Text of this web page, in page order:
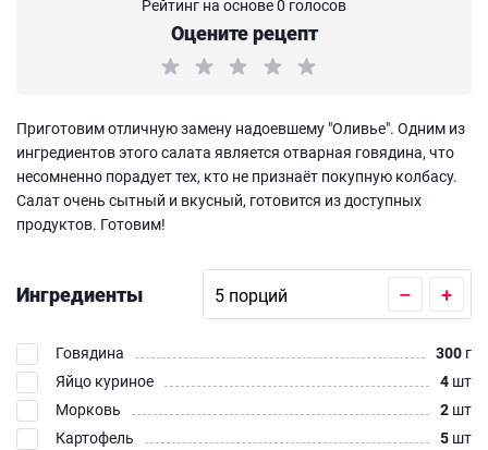
Рейтинг на основе 0 голосов
Оцените рецепт
Приготовим отличную замену надоевшему "Оливье". Одним из
ингредиентов этого салата является отварная говядина, что
несомненно порадует тех, кто не признаёт покупную колбасу.
Салат очень сытный и вкусный, готовится из доступных
продуктов. Готовим!
Ингредиенты – +
Говядина 300 г
Яйцо куриное
4 шт
Морковь
2 шт
Картофель
5 шт